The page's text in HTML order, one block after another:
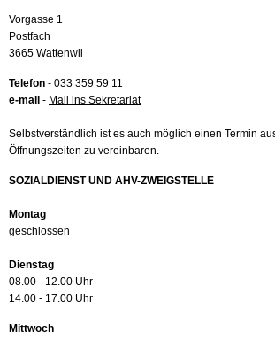
Vorgasse 1
Postfach
3665 Wattenwil
Telefon - 033 359 59 11
e-mail - Mail ins Sekretariat
Selbstverständlich ist es auch möglich einen Termin
Öffnungszeiten zu vereinbaren.
SOZIALDIENST UND AHV-ZWEIGSTELLE
Montag
geschlossen
Dienstag
08.00 - 12.00 Uhr
14.00 - 17.00 Uhr
Mittwoch